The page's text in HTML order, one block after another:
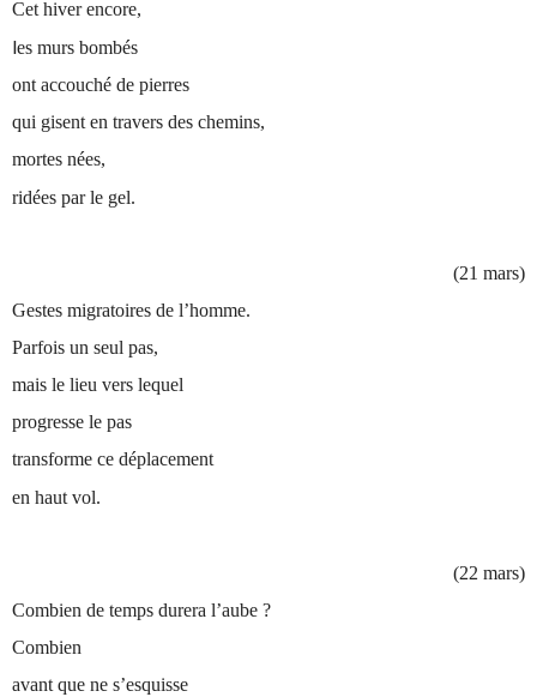
Cet hiver encore,
les murs bombés
ont accouché de pierres
qui gisent en travers des chemins,
mortes nées,
ridées par le gel.
(21 mars)
Gestes migratoires de l’homme.
Parfois un seul pas,
mais le lieu vers lequel
progresse le pas
transforme ce déplacement
en haut vol.
(22 mars)
Combien de temps durera l’aube ?
Combien
avant que ne s’esquisse